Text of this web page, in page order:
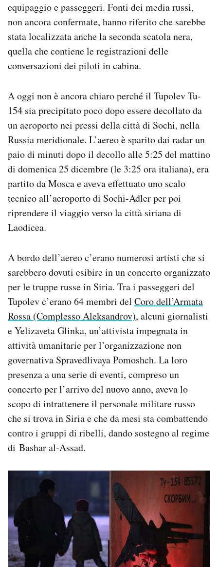
Regala il Post
Hai bisogno di aiuto?
Esci
equipaggio e passeggeri. Fonti dei media russi,
non ancora confermate, hanno riferito che sarebbe
stata localizzata anche la seconda scatola nera,
quella che contiene le registrazioni delle
conversazioni dei piloti in cabina.
A oggi non è ancora chiaro perché il Tupolev Tu-
154 sia precipitato poco dopo essere decollato da
un aeroporto nei pressi della città di Sochi, nella
Russia meridionale. L’aereo è sparito dai radar un
paio di minuti dopo il decollo alle 5:25 del mattino
di domenica 25 dicembre (le 3:25 ora italiana), era
partito da Mosca e aveva effettuato uno scalo
tecnico all’aeroporto di Sochi-Adler per poi
riprendere il viaggio verso la città siriana di
Laodicea.
A bordo dell’aereo c’erano numerosi artisti che si
sarebbero dovuti esibire in un concerto organizzato
per le truppe russe in Siria. Tra i passeggeri del
Tupolev c’erano 64 membri del Coro dell’Armata
Rossa (Complesso Aleksandrov), alcuni giornalisti
e Yelizaveta Glinka, un’attivista impegnata in
attività umanitarie per l’organizzazione non
governativa Spravedlivaya Pomoshch. La loro
presenza a una serie di eventi, compreso un
concerto per l’arrivo del nuovo anno, aveva lo
scopo di intrattenere il personale militare russo
che si trova in Siria e che da mesi sta combattendo
contro i gruppi di ribelli, dando sostegno al regime
di Bashar al-Assad.